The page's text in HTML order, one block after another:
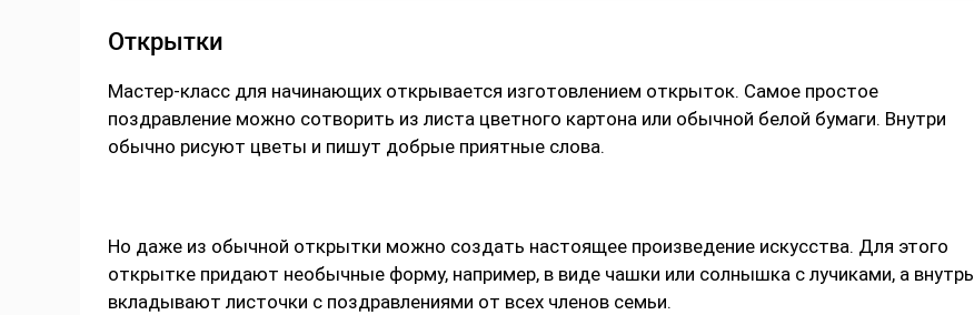
Открытки
Мастер-класс для начинающих открывается изготовлением открыток. Самое простое
поздравление можно сотворить из листа цветного картона или обычной белой бумаги. Внутри
обычно рисуют цветы и пишут добрые приятные слова.
Но даже из обычной открытки можно создать настоящее произведение искусства. Для этого
открытке придают необычные форму, например, в виде чашки или солнышка с лучиками, а внутрь
вкладывают листочки с поздравлениями от всех членов семьи.